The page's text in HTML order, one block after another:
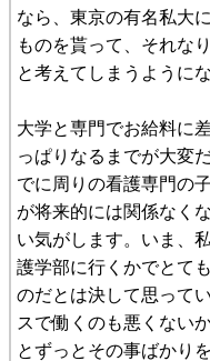
なら、東京の有名私大
ものを貰って、それな
と考えてしまうように
大学と専門でお給料に
っぱりなるまでが大変
でに周りの看護専門の
が将来的には関係なく
い気がします。いま、
護学部に行くかでとて
のだとは決して思って
スで働くのも悪くない
とずっとその事ばかり